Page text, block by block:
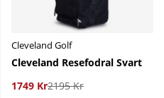
Cleveland Golf
Cleveland Resefodral Svart
1749 Kr2195 Kr